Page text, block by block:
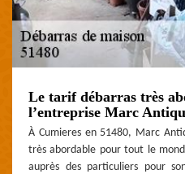
Le tarif débarras très
l’entreprise Marc
À Cumieres en 51480, Marc
très abordable pour tout le
auprès des particuliers pour